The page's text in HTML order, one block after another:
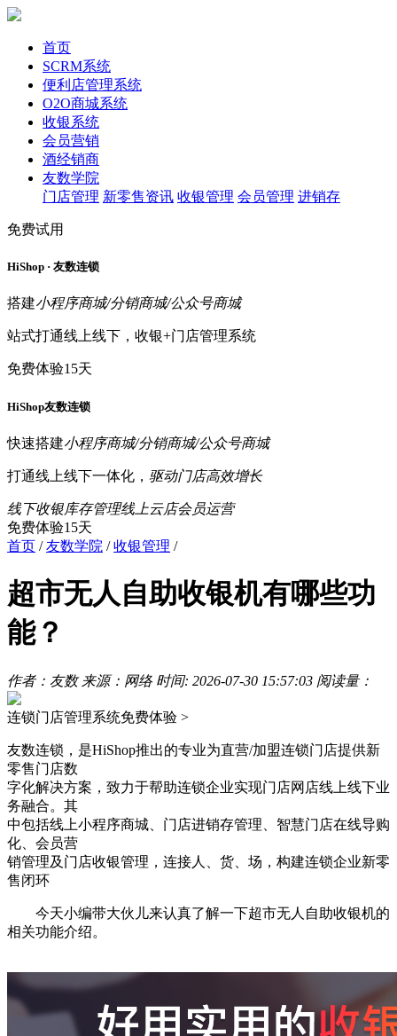
首页
SCRM系统
便利店管理系统
O2O商城系统
收银系统
会员营销
酒经销商
友数学院
门店管理 新零售资讯 收银管理 会员管理 进销存
免费试用
HiShop · 友数连锁
搭建小程序商城/分销商城/公众号商城
站式打通线上线下，收银+门店管理系统
免费体验15天
HiShop友数连锁
快速搭建小程序商城/分销商城/公众号商城
打通线上线下一体化， 驱动门店高效增长
线下收银库存管理线上云店会员运营
免费体验15天
首页 /友数学院 /收银管理 /
超市无人自助收银机有哪些功
能？
作者：友数 来源：网络 时间: 2026-07-30 15:57:03 阅读量：
连锁门店管理系统免费体验 >
友数连锁，是HiShop推出的专业为直营/加盟连锁门店提供新
零售门店数
字化解决方案，致力于帮助连锁企业实现门店网店线上线下业
务融合。其
中包括线上小程序商城、门店进销存管理、智慧门店在线导购
化、会员营
销管理及门店收银管理，连接人、货、场，构建连锁企业新零
售闭环
今天小编带大伙儿来认真了解一下超市无人自助收银机的
相关功能介绍。